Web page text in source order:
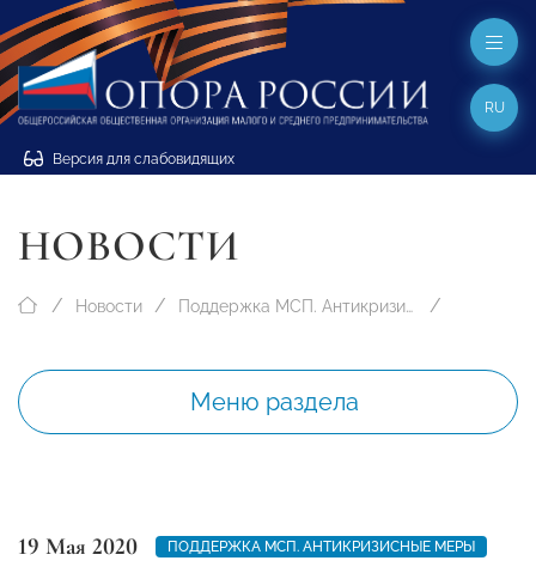
Версия для слабовидящих
RU
НОВОСТИ
Новости Поддержка МСП. Антикризисные меры
Меню раздела
19 Мая 2020 ПОДДЕРЖКА МСП. АНТИКРИЗИСНЫЕ МЕРЫ